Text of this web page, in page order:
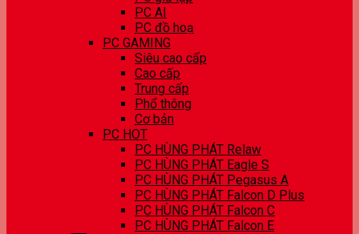
PC AI
PC đồ hoạ
PC GAMING
Siêu cao cấp
Cao cấp
Trung cấp
Phổ thông
Cơ bản
PC HOT
PC HÙNG PHÁT Relaw
PC HÙNG PHÁT Eagle S
PC HÙNG PHÁT Pegasus A
PC HÙNG PHÁT Falcon D Plus
PC HÙNG PHÁT Falcon C
PC HÙNG PHÁT Falcon E